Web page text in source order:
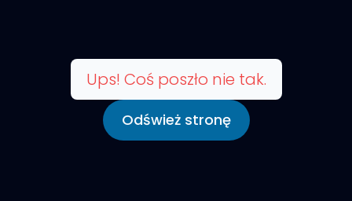
Ups! Coś poszło nie tak.
Odśwież stronę